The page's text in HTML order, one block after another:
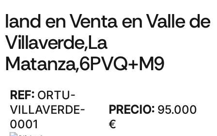
land en Venta en Valle de
Villaverde,La
Matanza,6PVQ+M9
REF: ORTU-
VILLAVERDE-
0001
PRECIO: 95.000
€